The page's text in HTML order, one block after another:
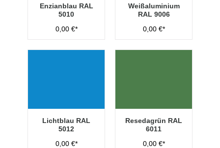
Enzianblau RAL
5010
0,00 €*
Weißaluminium
RAL 9006
0,00 €*
Lichtblau RAL
5012
0,00 €*
Resedagrün RAL
6011
0,00 €*